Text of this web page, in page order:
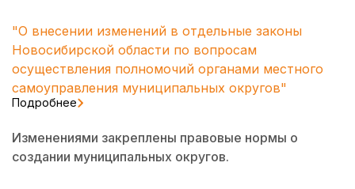
"О внесении изменений в отдельные законы
Новосибирской области по вопросам
осуществления полномочий органами местного
самоуправления муниципальных округов"
Подробнее
Изменениями закреплены правовые нормы о
создании муниципальных округов.